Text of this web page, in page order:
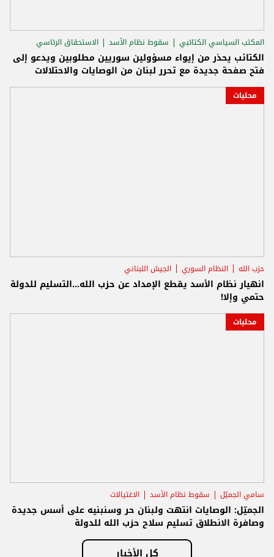
المكتب السياسي الكتائبي سقوط نظام الأسد الاستحقاق الرئاسي
الكتائب يحذر من إيواء مسؤولين سوريين مطلوبين ويدعو إلى
فتح صفحة جديدة مع تحرر لبنان من الوصايات والاحتلالات
محليات
حزب الله النظام السوري الجيش اللبناني
انهيار نظام الأسد يقطع الإمداد عن حزب الله...التسليم للدولة
حتمي وإلا!
محليات
سامي الجميّل سقوط نظام الأسد الاغتيالات
الجميّل: الوصايات انتهت ولبنان حر وسنبنيه على أسس جديدة
وصافرة الانطلاق تسليم سلاح حزب الله للدولة
كل الأخبار